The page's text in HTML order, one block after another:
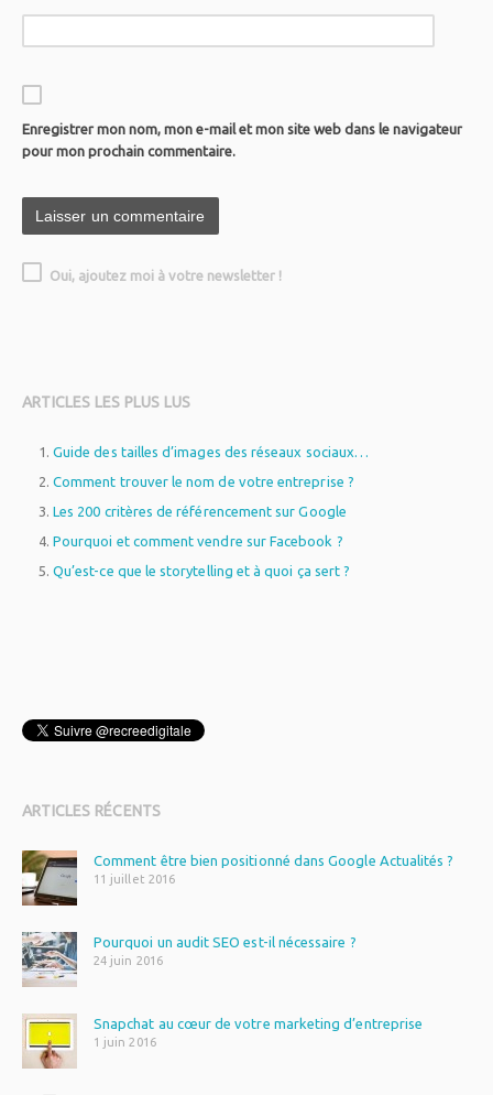
Enregistrer mon nom, mon e-mail et mon site web dans le navigateur
pour mon prochain commentaire.
Oui, ajoutez moi à votre newsletter !
ARTICLES LES PLUS LUS
Guide des tailles d’images des réseaux sociaux…
Comment trouver le nom de votre entreprise ?
Les 200 critères de référencement sur Google
Pourquoi et comment vendre sur Facebook ?
Qu’est-ce que le storytelling et à quoi ça sert ?
ARTICLES RÉCENTS
Comment être bien positionné dans Google Actualités ?
11 juillet 2016
Pourquoi un audit SEO est-il nécessaire ?
24 juin 2016
Snapchat au cœur de votre marketing d’entreprise
1 juin 2016